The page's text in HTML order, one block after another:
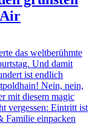
das weltberühmte
Und damit
ist endlich
Nein, nein,
mit diesem magic
vergessen: Eintritt ist
Familie einpacken